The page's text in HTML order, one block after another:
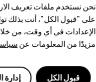
نحن نستخدم ملفات تعريف
على "قبول الكل"، أنت بذلك
الإعدادات في أي وقت، من
مزيدًا من المعلومات عن
إدارة قبول الكل